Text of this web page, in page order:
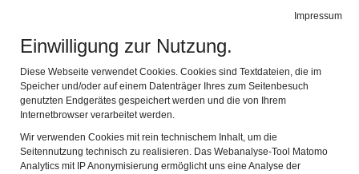
Impressum
Einwilligung zur Nutzung.
Diese Webseite verwendet Cookies. Cookies sind Textdateien, die im
Speicher und/oder auf einem Datenträger Ihres zum Seitenbesuch
genutzten Endgerätes gespeichert werden und die von Ihrem
Internetbrowser verarbeitet werden.
Wir verwenden Cookies mit rein technischem Inhalt, um die
Seitennutzung technisch zu realisieren. Das Webanalyse-Tool Matomo
Analytics mit IP Anonymisierung ermöglicht uns eine Analyse der
Zurück